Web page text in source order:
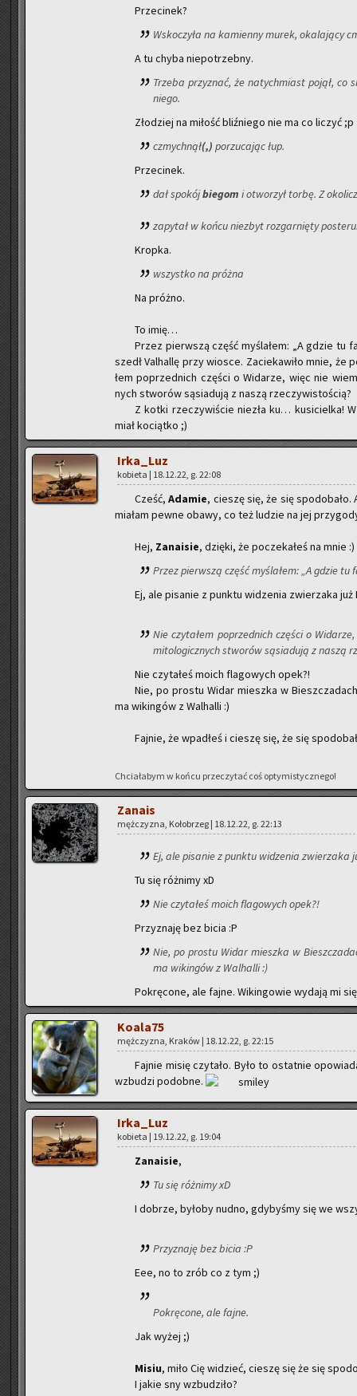
Prze­ci­nek?
Wsko­czy­ła na ka­mien­ny murek, oka­la­ją­cy
A tu chyba nie­po­trzeb­ny.
Trze­ba przy­znać, że na­tych­miast pojął, co
nie­go.
Zło­dziej na mi­łość bliź­nie­go nie ma co li­czyć ;p
czmych­nął(,) po­rzu­ca­jąc łup.
Prze­ci­nek.
dał spo­kójbie­gom i otwo­rzył torbę. Z
za­py­tał w końcu nie­zbyt roz­gar­nię­ty
Krop­ka.
wszyst­ko na próż­na
Na próż­no.
To imię…
Przez pierw­szą część my­śla­łem: „A gdzie tu
szedł Val­hal­lę przy wio­sce. Za­cie­ka­wi­ło mnie,
łem po­przed­nich czę­ści o Wi­da­rze, więc nie
nych stwo­rów są­sia­du­ją z naszą rze­czy­wi­sto­ścią?
Z kotki rze­czy­wi­ście nie­zła ku… ku­si­ciel­ka!
miał ko­ciąt­ko ;)
Ir­ka­_Luz
ko­bie­ta | 18.12.22, g. 22:08
Cześć,Ada­mie, cie­szę się, że się
mia­łam pewne obawy, co też lu­dzie na jej
Hej, Za­na­isie, dzię­ki, że po­cze­ka­łeś na mnie :)
Przez pierw­szą część my­śla­łem: „A gdzie tu
Ej, ale pi­sa­nie z punk­tu wi­dze­nia zwie­rza­ka
Nie czy­ta­łem po­przed­nich czę­ści o
mi­to­lo­gicz­nych stwo­rów są­sia­du­ją z naszą
Nie czy­ta­łeś moich fla­go­wych opek?!
Nie, po pro­stu Widar miesz­ka w
ma wi­kin­gów z Wal­hal­li :)
Faj­nie, że wpa­dłeś i cie­szę się, że się
Chcia­ła­bym w końcu prze­czy­tać coś opty­mi­stycz­ne­go!
Za­na­is
męż­czy­zna, Ko­ło­brzeg | 18.12.22, g. 22:13
Ej, ale pi­sa­nie z punk­tu wi­dze­nia zwie­rza­ka
Tu się róż­ni­my xD
Nie czy­ta­łeś moich fla­go­wych opek?!
Przy­zna­ję bez bicia :P
Nie, po pro­stu Widar miesz­ka w
ma wi­kin­gów z Wal­hal­li :)
Po­krę­co­ne, ale fajne. Wi­kin­go­wie wy­da­ją mi
Ko­ala­75
męż­czy­zna, Kra­ków | 18.12.22, g. 22:15
Faj­nie misię czy­ta­ło. Było to ostat­nie
wzbu­dzi po­dob­ne.
Ir­ka­_Luz
ko­bie­ta | 19.12.22, g. 19:04
Za­na­isie,
Tu się róż­ni­my xD
I do­brze, by­ło­by nudno, gdy­by­śmy się we
Przy­zna­ję bez bicia :P
Eee, no to zrób co z tym ;)
Po­krę­co­ne, ale fajne.
Jak wyżej ;)
Misiu, miło Cię wi­dzieć, cie­szę się że się
I jakie sny wzbu­dzi­ło?